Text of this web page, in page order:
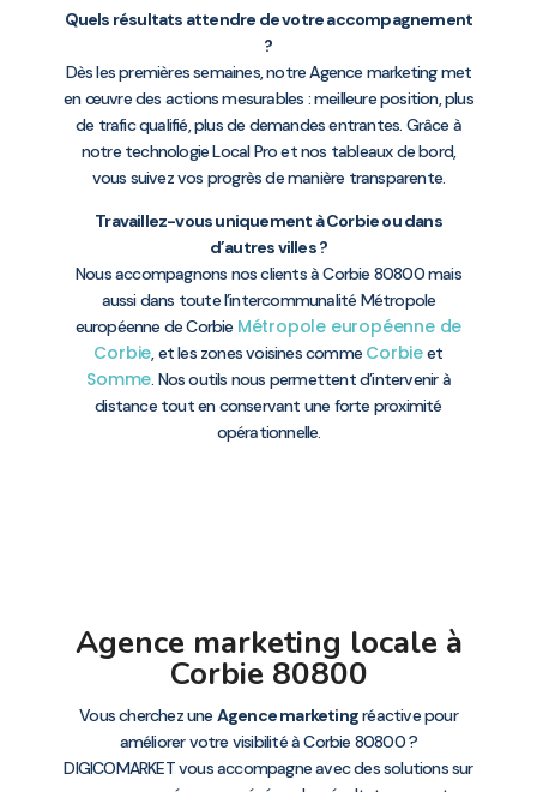
Quels résultats attendre de votre accompagnement
?
Dès les premières semaines, notre Agence marketing met
en œuvre des actions mesurables : meilleure position, plus
de trafic qualifié, plus de demandes entrantes. Grâce à
notre technologie Local Pro et nos tableaux de bord,
vous suivez vos progrès de manière transparente.
Travaillez-vous uniquement à Corbie ou dans
d’autres villes ?
Nous accompagnons nos clients à Corbie 80800 mais
aussi dans toute l’intercommunalité Métropole
européenne de Corbie Métropole européenne de
Corbie, et les zones voisines comme Corbieet
Somme. Nos outils nous permettent d’intervenir à
distance tout en conservant une forte proximité
opérationnelle.
Agence marketing locale à
Corbie 80800
Vous cherchez une Agence marketingréactive pour
améliorer votre visibilité à Corbie 80800 ?
DIGICOMARKET vous accompagne avec des solutions sur